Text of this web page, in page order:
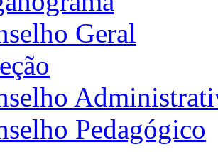
Geral
Pedagógico